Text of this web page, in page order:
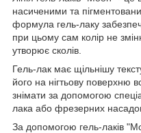
насиченими та
формула гель-лаку
при цьому сам колір не
утворює сколів.
Гель-лак має щільнішу
його на нігтьову поверхню
знімати за допомогою
лака або фрезерних
За допомогою гель-лаків